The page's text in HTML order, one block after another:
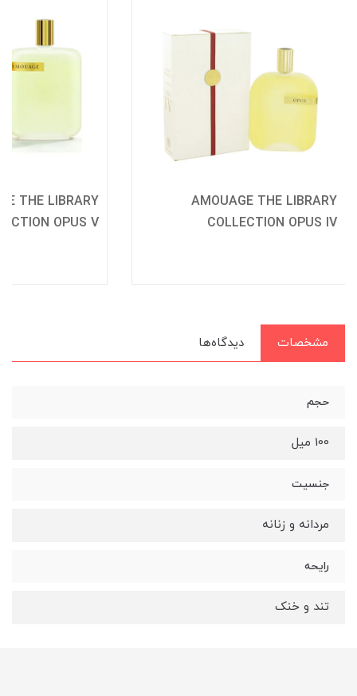
AMOUAGE THE LIBRARY
COLLECTION OPUS IV
THE LIBRARY
OPUS V
مشخصات دیدگاه‌ها
حجم
100 میل
جنسیت
مردانه و زنانه
رایحه
تند و خنک